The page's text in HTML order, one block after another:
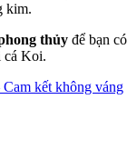
kim.
thủy để bạn có
cá Koi.
kết không váng